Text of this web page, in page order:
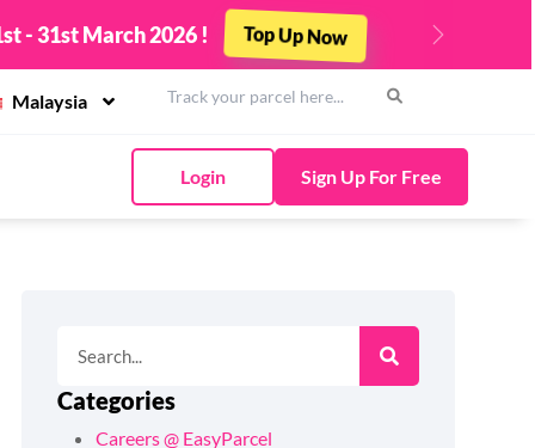
- 31st March 2026 ! Top Up Now Next
Malaysia
Login Sign Up For Free
Categories
Careers @ EasyParcel